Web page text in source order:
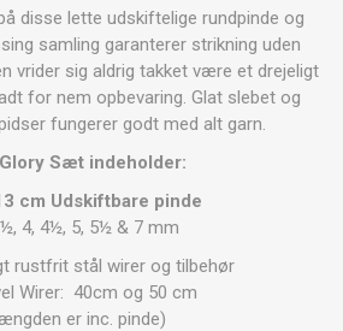
disse lette udskiftelige rundpinde og
samling garanterer strikning uden
vrider sig aldrig takket være et drejeligt
for nem opbevaring. Glat slebet og
fungerer godt med alt garn.
Sæt indeholder:
cm Udskiftbare pinde
4, 4½, 5, 5½ & 7 mm
rustfrit stål wirer og tilbehør
Wirer: 40cm og 50 cm
er inc. pinde)